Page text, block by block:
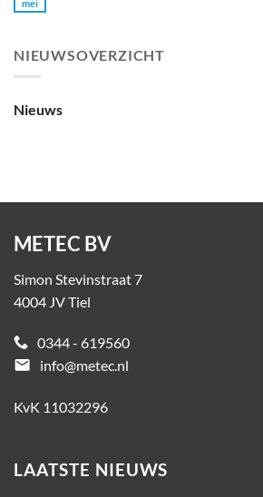
mei
NIEUWSOVERZICHT
Nieuws
METEC BV
Simon Stevinstraat 7
4004 JV Tiel
0344 - 619560
email
info@metec.nl
KvK 11032296
LAATSTE NIEUWS